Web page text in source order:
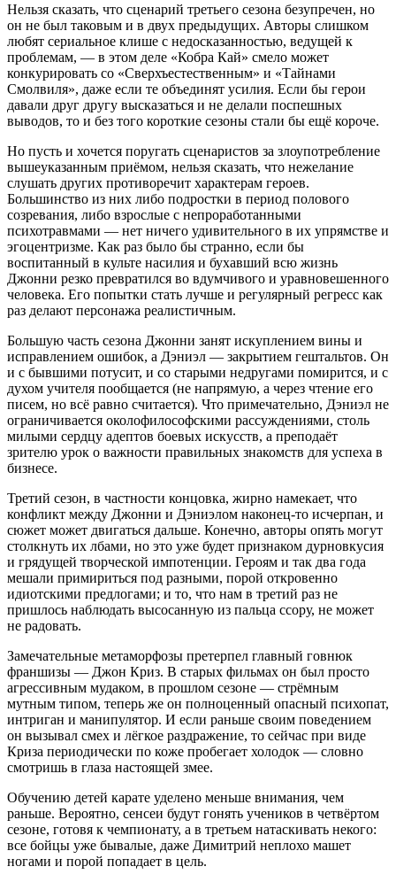
Нельзя сказать, что сценарий третьего сезона безупречен, но
он не был таковым и в двух предыдущих. Авторы слишком
любят сериальное клише с недосказанностью, ведущей к
проблемам, — в этом деле «Кобра Кай» смело может
конкурировать со «Сверхъестественным» и «Тайнами
Смолвиля», даже если те объединят усилия. Если бы герои
давали друг другу высказаться и не делали поспешных
выводов, то и без того короткие сезоны стали бы ещё короче.
Но пусть и хочется поругать сценаристов за злоупотребление
вышеуказанным приёмом, нельзя сказать, что нежелание
слушать других противоречит характерам героев.
Большинство из них либо подростки в период полового
созревания, либо взрослые с непроработанными
психотравмами — нет ничего удивительного в их упрямстве и
эгоцентризме. Как раз было бы странно, если бы
воспитанный в культе насилия и бухавший всю жизнь
Джонни резко превратился во вдумчивого и уравновешенного
человека. Его попытки стать лучше и регулярный регресс как
раз делают персонажа реалистичным.
Большую часть сезона Джонни занят искуплением вины и
исправлением ошибок, а Дэниэл — закрытием гештальтов. Он
и с бывшими потусит, и со старыми недругами помирится, и с
духом учителя пообщается (не напрямую, а через чтение его
писем, но всё равно считается). Что примечательно, Дэниэл не
ограничивается околофилософскими рассуждениями, столь
милыми сердцу адептов боевых искусств, а преподаёт
зрителю урок о важности правильных знакомств для успеха в
бизнесе.
Третий сезон, в частности концовка, жирно намекает, что
конфликт между Джонни и Дэниэлом наконец-то исчерпан, и
сюжет может двигаться дальше. Конечно, авторы опять могут
столкнуть их лбами, но это уже будет признаком дурновкусия
и грядущей творческой импотенции. Героям и так два года
мешали примириться под разными, порой откровенно
идиотскими предлогами; и то, что нам в третий раз не
пришлось наблюдать высосанную из пальца ссору, не может
не радовать.
Замечательные метаморфозы претерпел главный говнюк
франшизы — Джон Криз. В старых фильмах он был просто
агрессивным мудаком, в прошлом сезоне — стрёмным
мутным типом, теперь же он полноценный опасный психопат,
интриган и манипулятор. И если раньше своим поведением
он вызывал смех и лёгкое раздражение, то сейчас при виде
Криза периодически по коже пробегает холодок — словно
смотришь в глаза настоящей змее.
Обучению детей карате уделено меньше внимания, чем
раньше. Вероятно, сенсеи будут гонять учеников в четвёртом
сезоне, готовя к чемпионату, а в третьем натаскивать некого:
все бойцы уже бывалые, даже Димитрий неплохо машет
ногами и порой попадает в цель.